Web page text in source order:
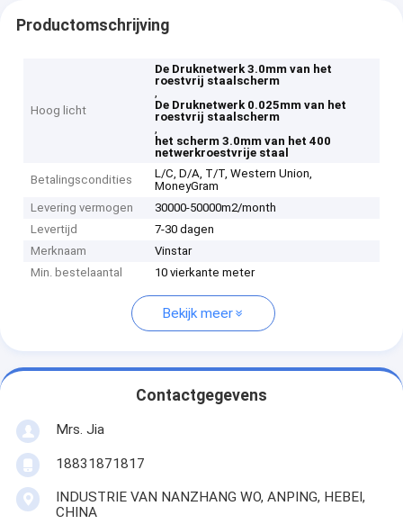
Productomschrijving
Hoog licht
De Druknetwerk 3.0mm van het
roestvrij staalscherm
,
De Druknetwerk 0.025mm van het
roestvrij staalscherm
,
het scherm 3.0mm van het 400
netwerkroestvrije staal
Betalingscondities
L/C, D/A, T/T, Western Union,
MoneyGram
Levering vermogen
30000-50000m2/month
Levertijd
7-30 dagen
Merknaam
Vinstar
Min. bestelaantal
10 vierkante meter
Bekijk meer
Contactgegevens
Mrs. Jia
18831871817
INDUSTRIE VAN NANZHANG WO, ANPING, HEBEI,
CHINA